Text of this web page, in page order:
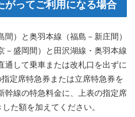
がってご利用になる場合
）と奥羽本線（福島－新庄間）
－盛岡間）と田沢湖線・奥羽本線
通して乗車または改札口を出ずに
定席特急券または立席特急券を
幹線の特急料金に、上表の指定席
た額を加えてください。